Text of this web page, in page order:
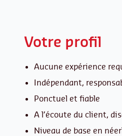
Votre profil
Aucune expérience
Indépendant,
Ponctuel et fiable
A l’écoute du client,
Niveau de base en